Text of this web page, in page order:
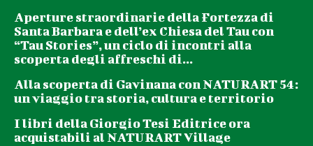
Aperture straordinarie della Fortezza di
Santa Barbara e dell’ex Chiesa del Tau con
“Tau Stories”, un ciclo di incontri alla
scoperta degli affreschi di...
Alla scoperta di Gavinana con NATURART 54:
un viaggio tra storia, cultura e territorio
I libri della Giorgio Tesi Editrice ora
acquistabili al NATURART Village